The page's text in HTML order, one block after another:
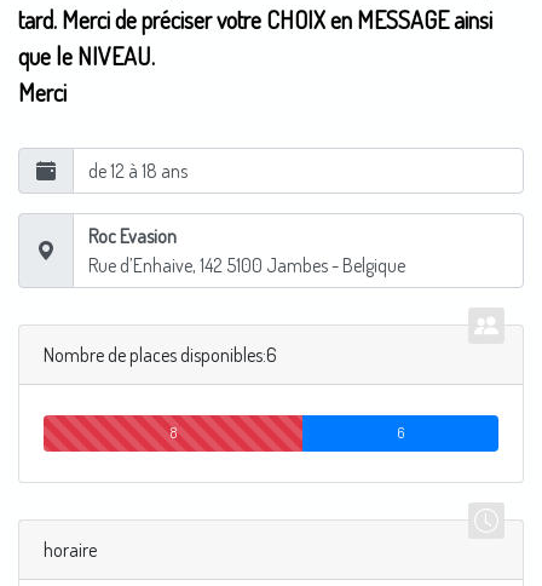
tard. Merci de préciser votre CHOIX en MESSAGE ainsi
que le NIVEAU.
Merci
de 12 à 18 ans
Roc Evasion
Rue d’Enhaive, 142 5100 Jambes- Belgique
Nombre de places disponibles:6
8 6
horaire